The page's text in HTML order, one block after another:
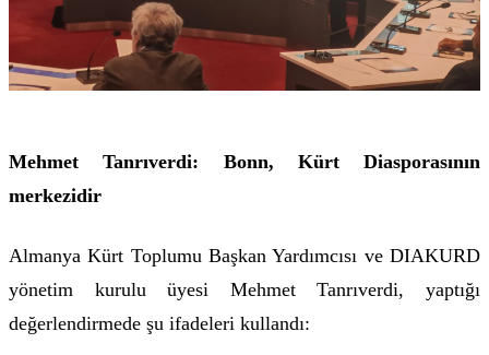
Mehmet Tanrıverdi: Bonn, Kürt Diasporasının
merkezidir
Almanya Kürt Toplumu Başkan Yardımcısı ve DIAKURD
yönetim kurulu üyesi Mehmet Tanrıverdi, yaptığı
değerlendirmede şu ifadeleri kullandı: